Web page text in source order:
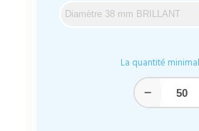
La quantité
−